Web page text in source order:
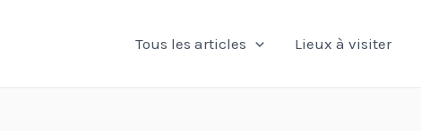
Tous les articles Lieux à visiter